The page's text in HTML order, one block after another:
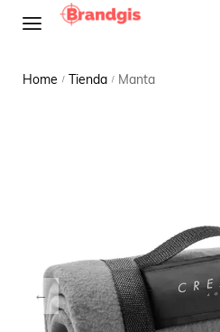
Home / Tienda / Manta